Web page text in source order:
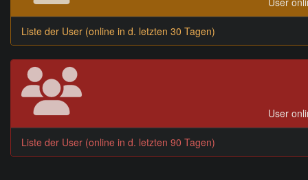
Liste der User (online in d. letzten 30 Tagen)
User
Liste der User (online in d. letzten 90 Tagen)